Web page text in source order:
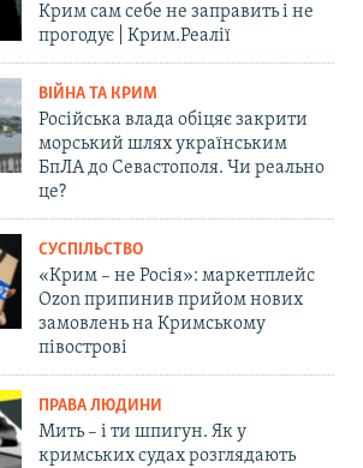
Крим сам себе не заправить і не
прогодує | Крим.Реалії
ВІЙНА ТА КРИМ
Російська влада обіцяє закрити
морський шлях українським
БпЛА до Севастополя. Чи реально
це?
СУСПІЛЬСТВО
«Крим – не Росія»: маркетплейс
Ozon припинив прийом нових
замовлень на Кримському
півострові
ПРАВА ЛЮДИНИ
Мить – і ти шпигун. Як у
кримських судах розглядають